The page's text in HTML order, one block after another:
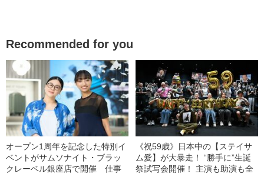
Recommended for you
オープン1周年を記念した特別イ
ベントがサムソナイト・ブラッ
クレーベル銀座店で開催 仕事
《祝59歳》日本中の【ステイサ
ム愛】が大暴走！ “勝手に”生誕
祭試写会開催！ 主演も助演も全